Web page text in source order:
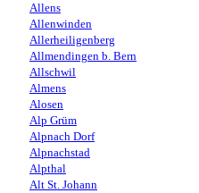
Allens
Allenwinden
Allerheiligenberg
Allmendingen b. Bern
Allschwil
Almens
Alosen
Alp Grüm
Alpnach Dorf
Alpnachstad
Alpthal
Alt St. Johann